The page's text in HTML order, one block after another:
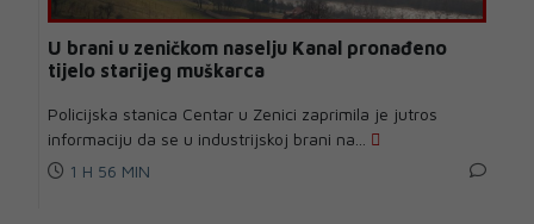
U brani u zeničkom naselju Kanal pronađeno
tijelo starijeg muškarca
Policijska stanica Centar u Zenici zaprimila je jutros
informaciju da se u industrijskoj brani na...
1 H 56 MIN